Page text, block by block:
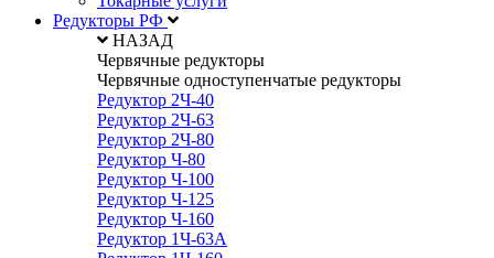
Редукторы РФ
НАЗАД
Червячные редукторы
Червячные одноступенчатые редукторы
Редуктор 2Ч-40
Редуктор 2Ч-63
Редуктор 2Ч-80
Редуктор Ч-80
Редуктор Ч-100
Редуктор Ч-125
Редуктор Ч-160
Редуктор 1Ч-63А